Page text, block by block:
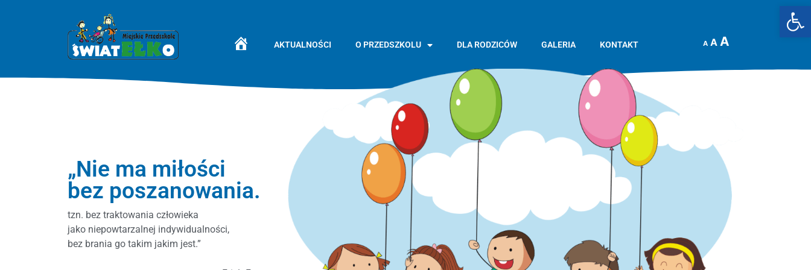
STRONA GŁÓWNA
AKTUALNOŚCI O PRZEDSZKOLU DLA RODZICÓW GALERIA KONTAKT A A A
„Nie ma miłości
bez poszanowania.
tzn. bez traktowania człowieka
jako niepowtarzalnej indywidualności,
bez brania go takim jakim jest.”